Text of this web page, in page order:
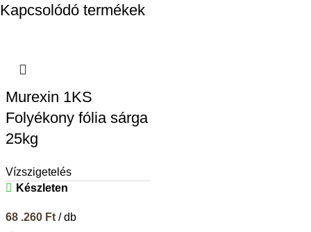
Kapcsolódó termékek
Murexin 1KS
Folyékony fólia sárga
25kg
Vízszigetelés
Készleten
68 .260 Ft/ db